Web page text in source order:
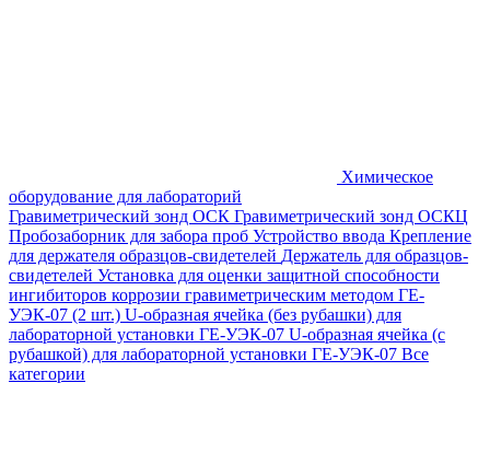
Химическое
оборудование для лабораторий
Гравиметрический зонд ОСК Гравиметрический зонд ОСКЦ
Пробозаборник для забора проб Устройство ввода Крепление
для держателя образцов-свидетелей Держатель для образцов-
свидетелей Установка для оценки защитной способности
ингибиторов коррозии гравиметрическим методом ГЕ-
УЭК-07 (2 шт.) U-образная ячейка (без рубашки) для
лабораторной установки ГЕ-УЭК-07 U-образная ячейка (с
рубашкой) для лабораторной установки ГЕ-УЭК-07 Все
категории